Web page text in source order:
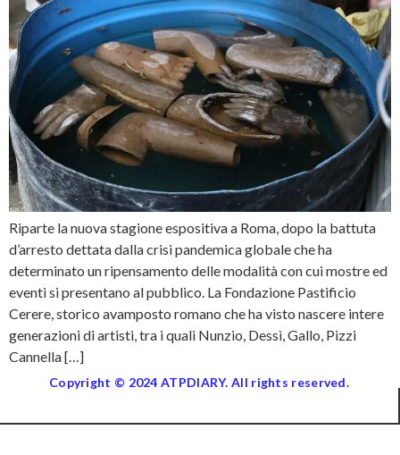
Riparte la nuova stagione espositiva a Roma, dopo la battuta
d’arresto dettata dalla crisi pandemica globale che ha
determinato un ripensamento delle modalità con cui mostre ed
eventi si presentano al pubblico. La Fondazione Pastificio
Cerere, storico avamposto romano che ha visto nascere intere
generazioni di artisti, tra i quali Nunzio, Dessì, Gallo, Pizzi
Cannella […]
Copyright © 2024 ATPDIARY. All rights reserved.